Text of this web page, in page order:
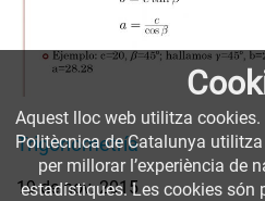
Trigonometría
19 de nov. 2015
Aquest lloc web utilitza
Politècnica de Catalunya
per millorar l’experiència de
estadístiques. Les cookies són